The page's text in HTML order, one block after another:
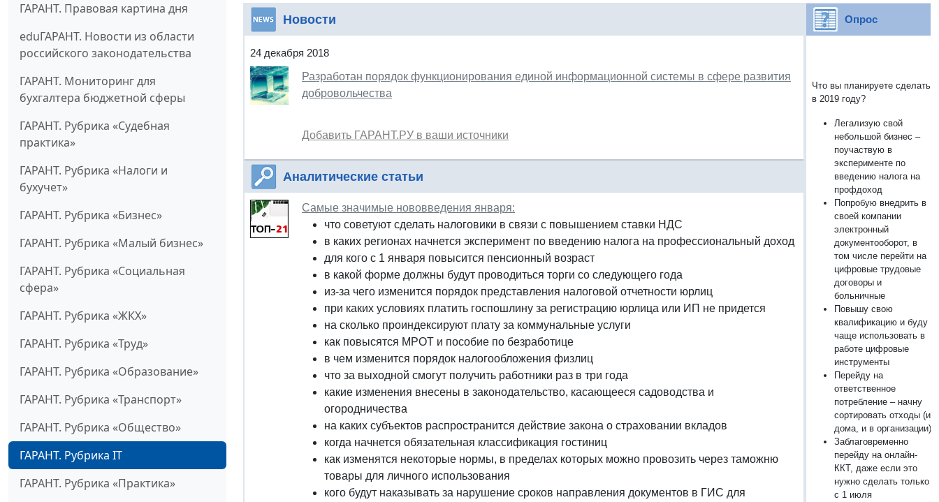
ГАРАНТ. Правовая картина дня
eduГАРАНТ. Новости из области
российского законодательства
ГАРАНТ. Мониторинг для
бухгалтера бюджетной сферы
ГАРАНТ. Рубрика «Судебная
практика»
ГАРАНТ. Рубрика «Налоги и
бухучет»
ГАРАНТ. Рубрика «Бизнес»
ГАРАНТ. Рубрика «Малый бизнес»
ГАРАНТ. Рубрика «Социальная
сфера»
ГАРАНТ. Рубрика «ЖКХ»
ГАРАНТ. Рубрика «Труд»
ГАРАНТ. Рубрика «Образование»
ГАРАНТ. Рубрика «Транспорт»
ГАРАНТ. Рубрика «Общество»
ГАРАНТ. Рубрика IT
ГАРАНТ. Рубрика «Практика»
Новости
24 декабря 2018
Разработан порядок функционирования единой информационной системы в сфере развития
добровольчества
Добавить ГАРАНТ.РУ в ваши источники
Аналитические статьи
Самые значимые нововведения января:
что советуют сделать налоговики в связи с повышением ставки НДС
в каких регионах начнется эксперимент по введению налога на профессиональный доход
для кого с 1 января повысится пенсионный возраст
в какой форме должны будут проводиться торги со следующего года
из-за чего изменится порядок представления налоговой отчетности юрлиц
при каких условиях платить госпошлину за регистрацию юрлица или ИП не придется
на сколько проиндексируют плату за коммунальные услуги
как повысятся МРОТ и пособие по безработице
в чем изменится порядок налогообложения физлиц
что за выходной смогут получить работники раз в три года
какие изменения внесены в законодательство, касающееся садоводства и
огородничества
на каких субъектов распространится действие закона о страховании вкладов
когда начнется обязательная классификация гостиниц
как изменятся некоторые нормы, в пределах которых можно провозить через таможню
товары для личного использования
кого будут наказывать за нарушение сроков направления документов в ГИС для
Опрос
Что вы планируете сделать
в 2019 году?
Легализую свой
небольшой бизнес –
поучаствую в
эксперименте по
введению налога на
профдоход
Попробую внедрить в
своей компании
электронный
документооборот, в
том числе перейти на
цифровые трудовые
договоры и
больничные
Повышу свою
квалификацию и буду
чаще использовать в
работе цифровые
инструменты
Перейду на
ответственное
потребление – начну
сортировать отходы (и
дома, и в организации)
Заблаговременно
перейду на онлайн-
ККТ, даже если это
нужно сделать только
с 1 июля